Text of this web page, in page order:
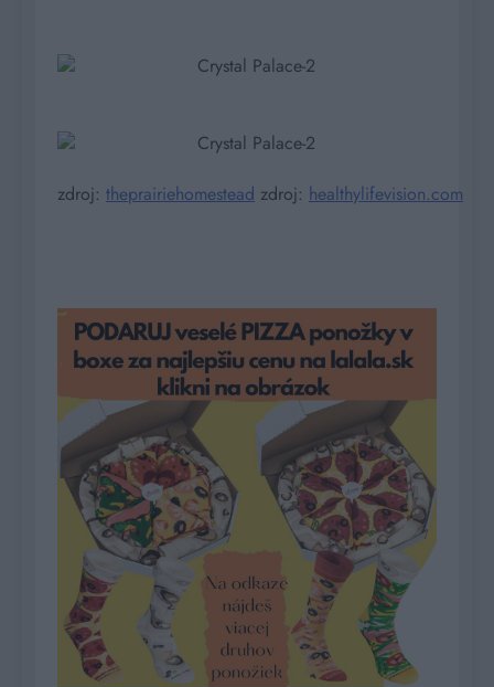
zdroj: theprairiehomestead zdroj: healthylifevision.com